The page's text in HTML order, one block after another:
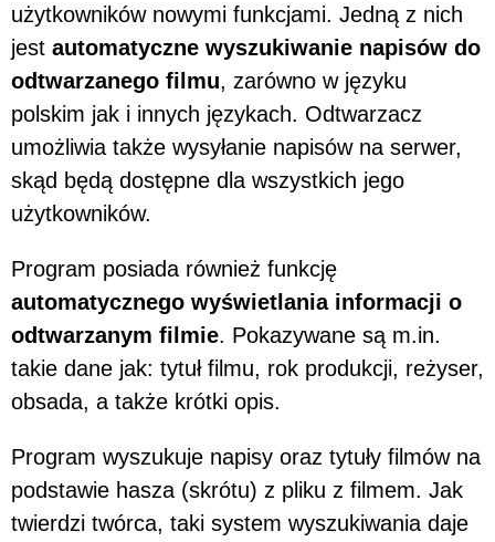
użytkowników nowymi funkcjami. Jedną z nich
jest automatyczne wyszukiwanie napisów do
odtwarzanego filmu, zarówno w języku
polskim jak i innych językach. Odtwarzacz
umożliwia także wysyłanie napisów na serwer,
skąd będą dostępne dla wszystkich jego
użytkowników.
Program posiada również funkcję
automatycznego wyświetlania informacji o
odtwarzanym filmie. Pokazywane są m.in.
takie dane jak: tytuł filmu, rok produkcji, reżyser,
obsada, a także krótki opis.
Program wyszukuje napisy oraz tytuły filmów na
podstawie hasza (skrótu) z pliku z filmem. Jak
twierdzi twórca, taki system wyszukiwania daje